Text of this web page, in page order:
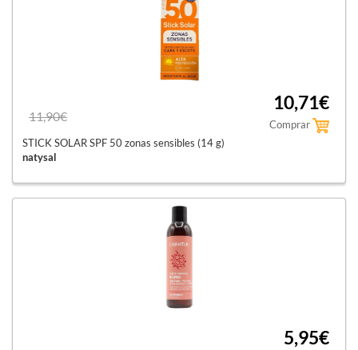
11,90€
10,71€
Comprar
STICK SOLAR SPF 50 zonas sensibles (14 g)
natysal
5,95€